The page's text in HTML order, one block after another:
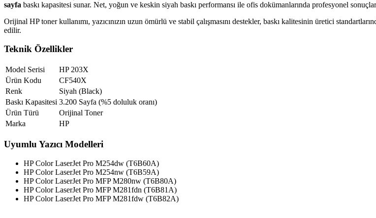
sayfa baskı kapasitesi sunar. Net, yoğun ve keskin siyah baskı performansı ile ofis dokümanlarında profesyonel
Orijinal HP toner kullanımı, yazıcınızın uzun ömürlü ve stabil çalışmasını destekler, baskı kalitesinin üretici
edilir.
Teknik Özellikler
Model Serisi
HP 203X
Ürün Kodu
CF540X
Renk
Siyah (Black)
Baskı Kapasitesi 3.200 Sayfa (%5 doluluk oranı)
Ürün Türü
Orijinal Toner
Marka
HP
Uyumlu Yazıcı Modelleri
HP Color LaserJet Pro M254dw (T6B60A)
HP Color LaserJet Pro M254nw (T6B59A)
HP Color LaserJet Pro MFP M280nw (T6B80A)
HP Color LaserJet Pro MFP M281fdn (T6B81A)
HP Color LaserJet Pro MFP M281fdw (T6B82A)